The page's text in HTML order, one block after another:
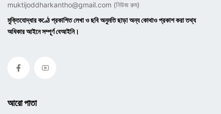
muktijoddharkantho@gmail.com (নিউজ রুম)
মুক্তিযোদ্ধার কণ্ঠে প্রকাশিত লেখা ও ছবি অনুমতি ছাড়া অন্য কোথাও প্রকাশ করা তথ্য
অধিকার আইনে সম্পূর্ণ বেআইনি।
আরো পাতা